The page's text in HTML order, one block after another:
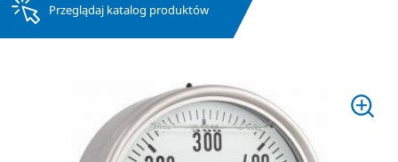
Przeglądaj katalog produktów